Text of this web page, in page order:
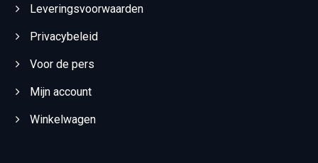
Leveringsvoorwaarden
Privacybeleid
Voor de pers
Mijn account
Winkelwagen